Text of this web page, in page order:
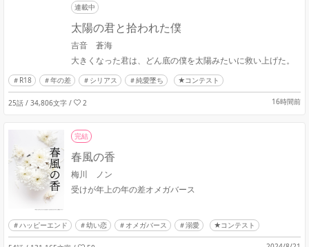
連載中
太陽の君と拾われた僕
吉音 蒼海
大きくなった君は、どん底の僕を太陽みたいに救い上げた。
R18 年の差 シリアス 純愛墜ち ★コンテスト
25話 / 34,806文字 / 2 16時間前
完結
春風の香
梅川 ノン
受けが年上の年の差オメガバース
ハッピーエンド 幼い恋 オメガバース 溺愛 ★コンテスト